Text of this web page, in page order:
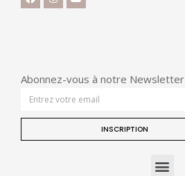
Abonnez-vous à notre Newsletter
INSCRIPTION